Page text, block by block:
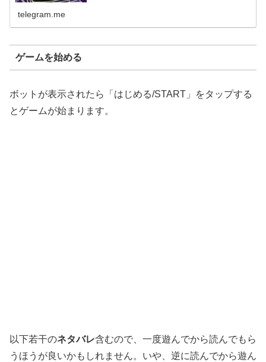
telegram.me
ゲームを始める
ボットが表示されたら「はじめる/START」をタップする
とゲームが始まります。
以下若干のネタバレ含むので、一度遊んでから読んでもら
うほうが良いかもしれません。いや、逆に読んでから遊ん